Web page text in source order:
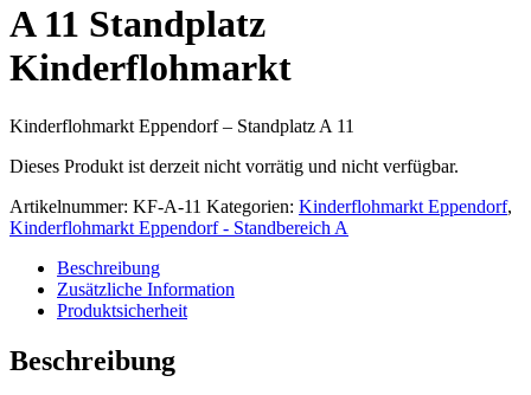
A 11 Standplatz
Kinderflohmarkt
Kinderflohmarkt Eppendorf – Standplatz A 11
Dieses Produkt ist derzeit nicht vorrätig und nicht verfügbar.
Artikelnummer: KF-A-11 Kategorien: Kinderflohmarkt Eppendorf,
Kinderflohmarkt Eppendorf - Standbereich A
Beschreibung
Zusätzliche Information
Produktsicherheit
Beschreibung